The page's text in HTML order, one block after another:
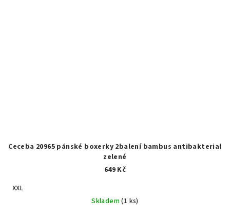
Ceceba 20965 pánské boxerky 2balení bambus antibakterial
zelené
649 Kč
XXL
Skladem(1 ks)